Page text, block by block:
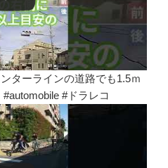
ターラインの道路でも1.5ｍ
#ドラレコ